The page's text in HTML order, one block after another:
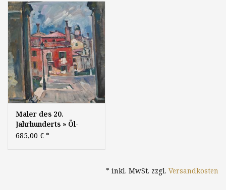
antike Architektur
Maler des 20.
Jahrhunderts » Öl-
Gemälde
685,00 € *
* inkl. MwSt. zzgl. Versandkosten